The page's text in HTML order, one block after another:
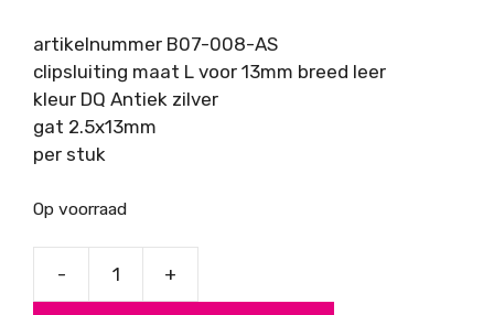
artikelnummer B07-008-AS
clipsluiting maat L voor 13mm breed leer
kleur DQ Antiek zilver
gat 2.5x13mm
per stuk
Op voorraad
- +